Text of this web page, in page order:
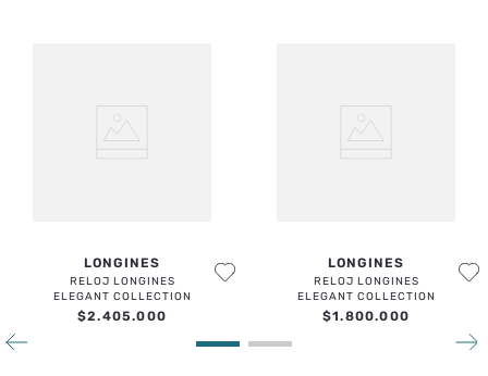
LONGINES
RELOJ LONGINES
ELEGANT COLLECTION
$2.405.000
LONGINES
RELOJ LONGINES
ELEGANT COLLECTION
$1.800.000